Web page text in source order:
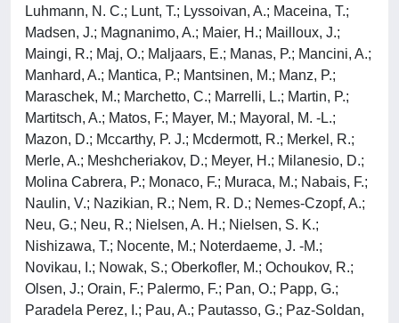
Luhmann, N. C.; Lunt, T.; Lyssoivan, A.; Maceina, T.;
Madsen, J.; Magnanimo, A.; Maier, H.; Mailloux, J.;
Maingi, R.; Maj, O.; Maljaars, E.; Manas, P.; Mancini, A.;
Manhard, A.; Mantica, P.; Mantsinen, M.; Manz, P.;
Maraschek, M.; Marchetto, C.; Marrelli, L.; Martin, P.;
Martitsch, A.; Matos, F.; Mayer, M.; Mayoral, M. -L.;
Mazon, D.; Mccarthy, P. J.; Mcdermott, R.; Merkel, R.;
Merle, A.; Meshcheriakov, D.; Meyer, H.; Milanesio, D.;
Molina Cabrera, P.; Monaco, F.; Muraca, M.; Nabais, F.;
Naulin, V.; Nazikian, R.; Nem, R. D.; Nemes-Czopf, A.;
Neu, G.; Neu, R.; Nielsen, A. H.; Nielsen, S. K.;
Nishizawa, T.; Nocente, M.; Noterdaeme, J. -M.;
Novikau, I.; Nowak, S.; Oberkofler, M.; Ochoukov, R.;
Olsen, J.; Orain, F.; Palermo, F.; Pan, O.; Papp, G.;
Paradela Perez, I.; Pau, A.; Pautasso, G.; Paz-Soldan,